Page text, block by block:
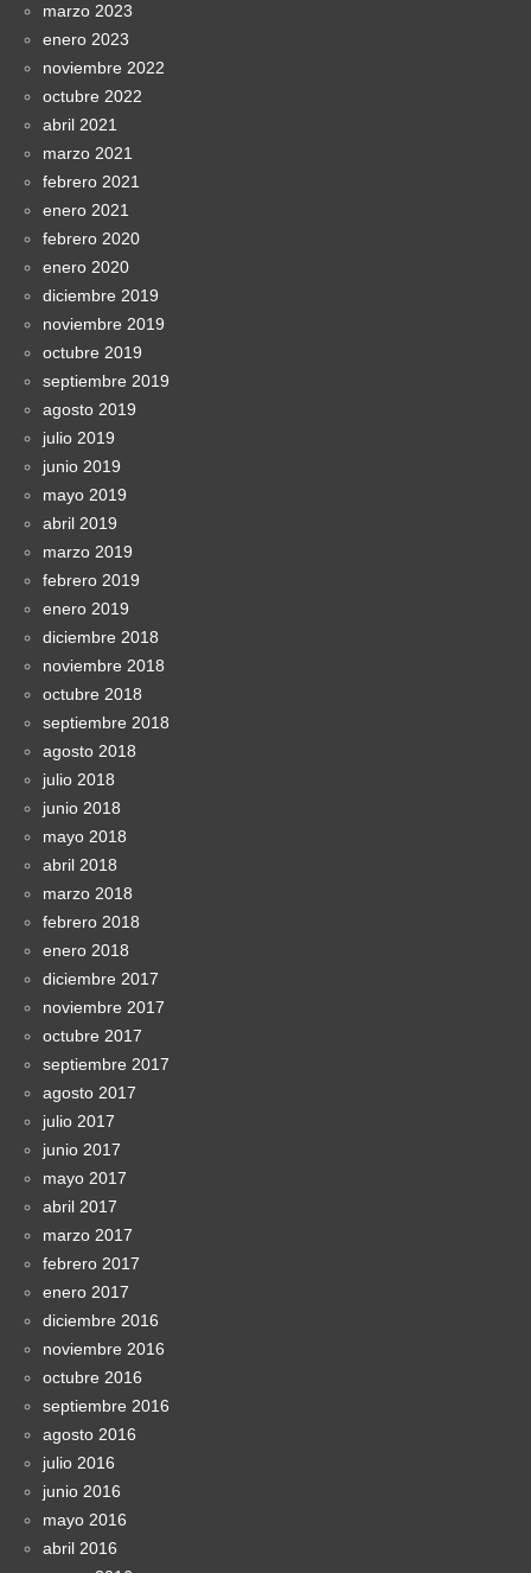
marzo 2023
enero 2023
noviembre 2022
octubre 2022
abril 2021
marzo 2021
febrero 2021
enero 2021
febrero 2020
enero 2020
diciembre 2019
noviembre 2019
octubre 2019
septiembre 2019
agosto 2019
julio 2019
junio 2019
mayo 2019
abril 2019
marzo 2019
febrero 2019
enero 2019
diciembre 2018
noviembre 2018
octubre 2018
septiembre 2018
agosto 2018
julio 2018
junio 2018
mayo 2018
abril 2018
marzo 2018
febrero 2018
enero 2018
diciembre 2017
noviembre 2017
octubre 2017
septiembre 2017
agosto 2017
julio 2017
junio 2017
mayo 2017
abril 2017
marzo 2017
febrero 2017
enero 2017
diciembre 2016
noviembre 2016
octubre 2016
septiembre 2016
agosto 2016
julio 2016
junio 2016
mayo 2016
abril 2016